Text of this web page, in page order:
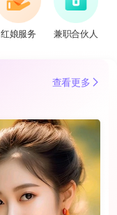
红娘服务 兼职合伙人
查看更多